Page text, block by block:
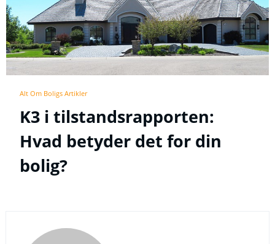
Alt Om Boligs Artikler
K3 i tilstandsrapporten:
Hvad betyder det for din
bolig?